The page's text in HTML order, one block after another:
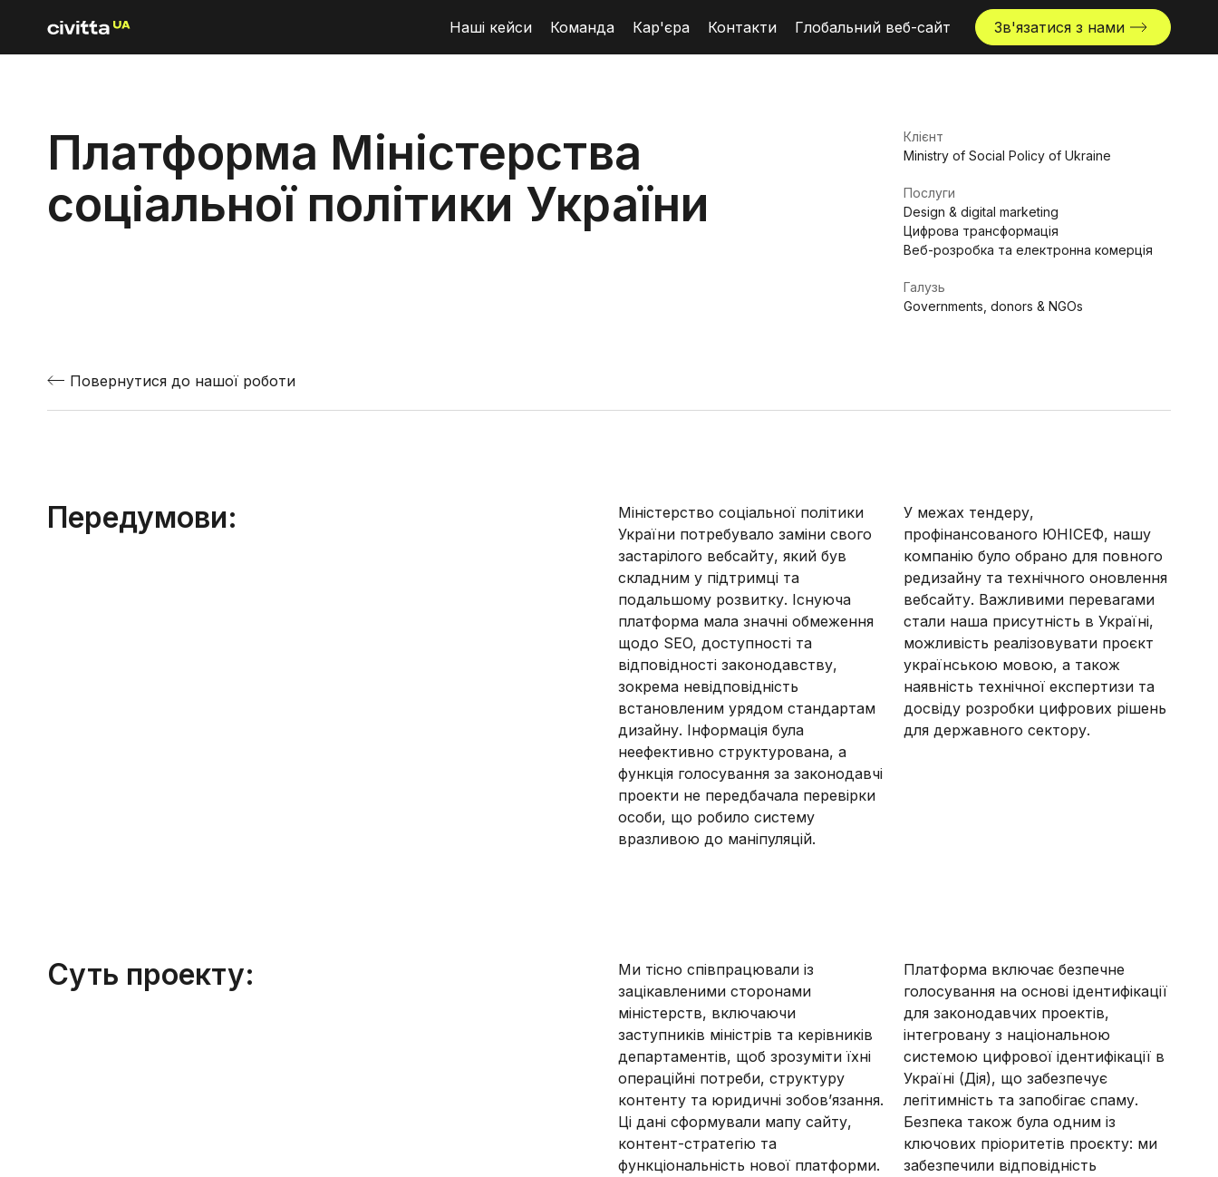
Наші кейси Команда Кар'єра Контакти Глобальний веб-сайт Зв'язатися з нами
Платформа Міністерства
соціальної політики України
Клієнт
Ministry of Social Policy of Ukraine
Послуги
Design & digital marketing
Цифрова трансформація
Веб-розробка та електронна комерція
Галузь
Governments, donors & NGOs
Повернутися до нашої роботи
Передумови:
Міністерство соціальної політики
України потребувало заміни свого
застарілого вебсайту, який був
складним у підтримці та
подальшому розвитку. Існуюча
платформа мала значні обмеження
щодо SEO, доступності та
відповідності законодавству,
зокрема невідповідність
встановленим урядом стандартам
дизайну. Інформація була
неефективно структурована, а
функція голосування за законодавчі
проекти не передбачала перевірки
особи, що робило систему
вразливою до маніпуляцій.
У межах тендеру,
профінансованого ЮНІСЕФ, нашу
компанію було обрано для повного
редизайну та технічного оновлення
вебсайту. Важливими перевагами
стали наша присутність в Україні,
можливість реалізовувати проєкт
українською мовою, а також
наявність технічної експертизи та
досвіду розробки цифрових рішень
для державного сектору.
Суть проекту:
Ми тісно співпрацювали із
зацікавленими сторонами
міністерств, включаючи
заступників міністрів та керівників
департаментів, щоб зрозуміти їхні
операційні потреби, структуру
контенту та юридичні зобов’язання.
Ці дані сформували мапу сайту,
контент-стратегію та
функціональність нової платформи.
Платформа включає безпечне
голосування на основі ідентифікації
для законодавчих проектів,
інтегровану з національною
системою цифрової ідентифікації в
Україні (Дія), що забезпечує
легітимність та запобігає спаму.
Безпека також була одним із
ключових пріоритетів проєкту: ми
забезпечили відповідність